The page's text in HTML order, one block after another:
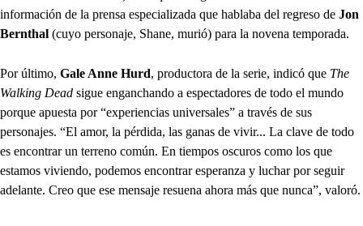
información de la prensa especializada que hablaba del regreso de Jon
Bernthal (cuyo personaje, Shane, murió) para la novena temporada.
Por último, Gale Anne Hurd, productora de la serie, indicó que The
Walking Dead sigue enganchando a espectadores de todo el mundo
porque apuesta por “experiencias universales” a través de sus
personajes. “El amor, la pérdida, las ganas de vivir... La clave de todo
es encontrar un terreno común. En tiempos oscuros como los que
estamos viviendo, podemos encontrar esperanza y luchar por seguir
adelante. Creo que ese mensaje resuena ahora más que nunca”, valoró.